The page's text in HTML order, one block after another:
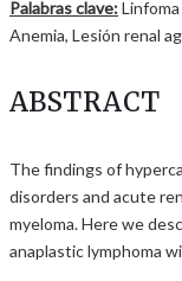
Palabras clave:
Anemia, Lesión renal
ABSTRACT
The findings of
disorders and acute
myeloma. Here we
anaplastic lymphoma